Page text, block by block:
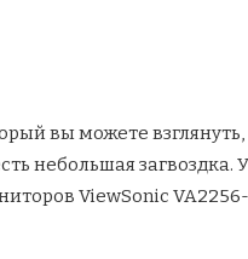
вы можете
небольшая
ViewSonic